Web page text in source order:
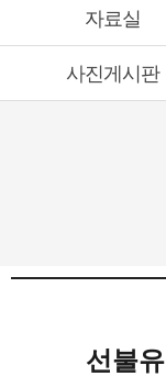
자료실
사진게시판
선불